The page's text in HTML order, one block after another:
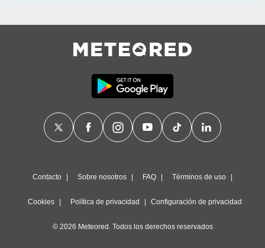
Contacto Sobre nosotros FAQ Términos de uso
Cookies Política de privacidad Configuración de privacidad
© 2026 Meteored. Todos los derechos reservados